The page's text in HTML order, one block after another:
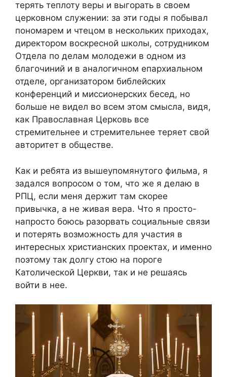
терять теплоту веры и выгорать в своем
церковном служении: за эти годы я побывал
пономарем и чтецом в нескольких приходах,
директором воскресной школы, сотрудником
Отдела по делам молодежи в одном из
благочиний и в аналогичном епархиальном
отделе, организатором библейских
конференций и миссионерских бесед, но
больше не видел во всем этом смысла, видя,
как Православная Церковь все
стремительнее и стремительнее теряет свой
авторитет в обществе.
Как и ребята из вышеупомянутого фильма, я
задался вопросом о том, что же я делаю в
РПЦ, если меня держит там скорее
привычка, а не живая вера. Что я просто-
напросто боюсь разорвать социальные связи
и потерять возможность для участия в
интересных христианских проектах, и именно
поэтому так долгу стою на пороге
Католической Церкви, так и не решаясь
войти в нее.